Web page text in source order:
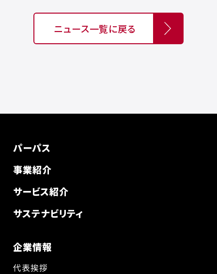
ニュース一覧に戻る
パーパス
事業紹介
サービス紹介
サステナビリティ
企業情報
代表挨拶